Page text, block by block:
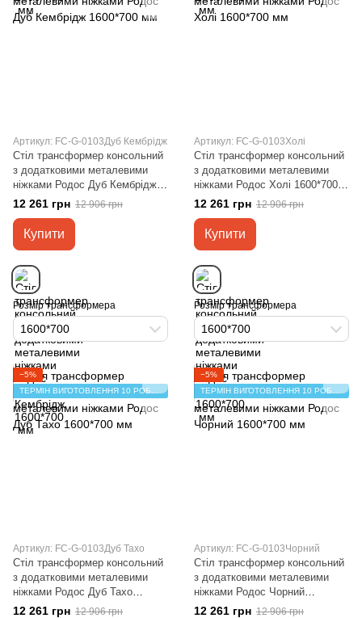
Артикул: FC-G-0103Дуб Кембрідж
Стіл трансформер консольний
з додатковими металевими
ніжками Родос Дуб Кембрідж
1600*700 мм
12 261 грн 12 906 грн
Купити
Розмір трансформера
1600*700
Артикул: FC-G-0103Холі
Стіл трансформер консольний
з додатковими металевими
ніжками Родос Холі 1600*700
мм
12 261 грн 12 906 грн
Купити
Розмір трансформера
1600*700
−5%
Артикул: FC-G-0103Дуб Тахо
Стіл трансформер консольний
з додатковими металевими
ніжками Родос Дуб Тахо
1600*700 мм
12 261 грн 12 906 грн
−5%
Артикул: FC-G-0103Чорний
Стіл трансформер консольний
з додатковими металевими
ніжками Родос Чорний
1600*700 мм
12 261 грн 12 906 грн